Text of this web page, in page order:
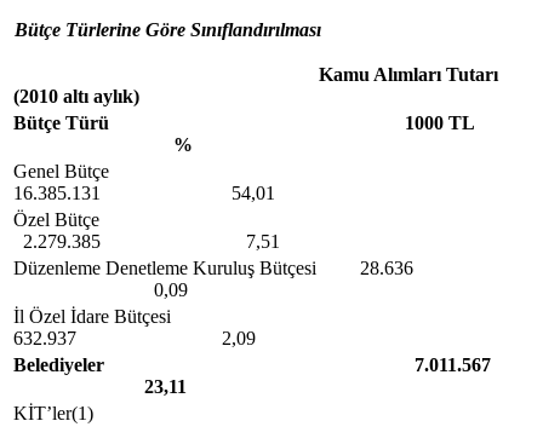
Bütçe Türlerine Göre Sınıflandırılması
Kamu Alımları Tutarı
(2010 altı aylık)
Bütçe Türü 1000 TL
%
Genel Bütçe
16.385.131 54,01
Özel Bütçe
2.279.385 7,51
Düzenleme Denetleme Kuruluş Bütçesi 28.636
0,09
İl Özel İdare Bütçesi
632.937 2,09
Belediyeler 7.011.567
23,11
KİT’ler(1)